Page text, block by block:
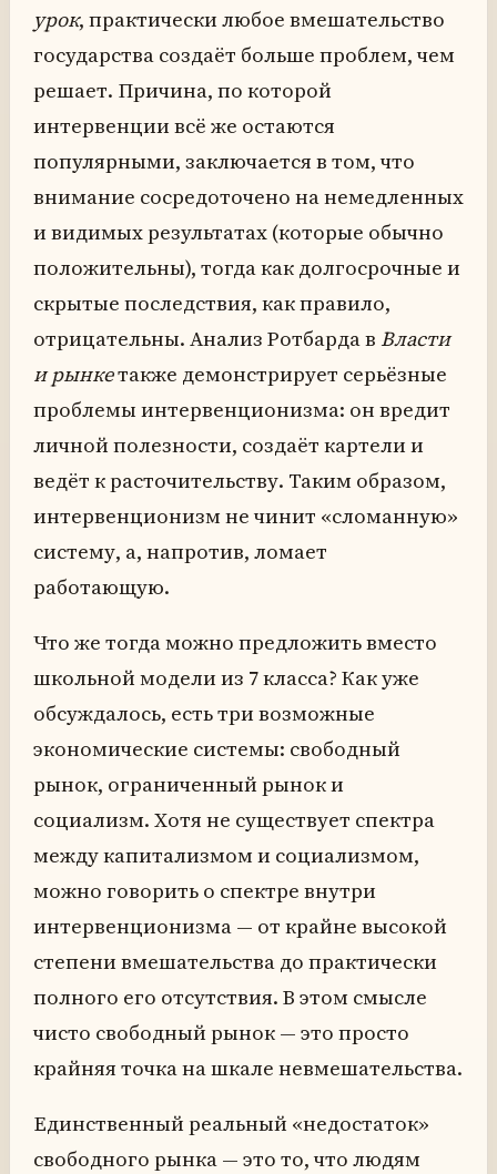
урок, практически любое вмешательство
государства создаёт больше проблем, чем
решает. Причина, по которой
интервенции всё же остаются
популярными, заключается в том, что
внимание сосредоточено на немедленных
и видимых результатах (которые обычно
положительны), тогда как долгосрочные и
скрытые последствия, как правило,
отрицательны. Анализ Ротбарда в Власти
и рынкетакже демонстрирует серьёзные
проблемы интервенционизма: он вредит
личной полезности, создаёт картели и
ведёт к расточительству. Таким образом,
интервенционизм не чинит «сломанную»
систему, а, напротив, ломает
работающую.
Что же тогда можно предложить вместо
школьной модели из 7 класса? Как уже
обсуждалось, есть три возможные
экономические системы: свободный
рынок, ограниченный рынок и
социализм. Хотя не существует спектра
между капитализмом и социализмом,
можно говорить о спектре внутри
интервенционизма — от крайне высокой
степени вмешательства до практически
полного его отсутствия. В этом смысле
чисто свободный рынок — это просто
крайняя точка на шкале невмешательства.
Единственный реальный «недостаток»
свободного рынка — это то, что людям